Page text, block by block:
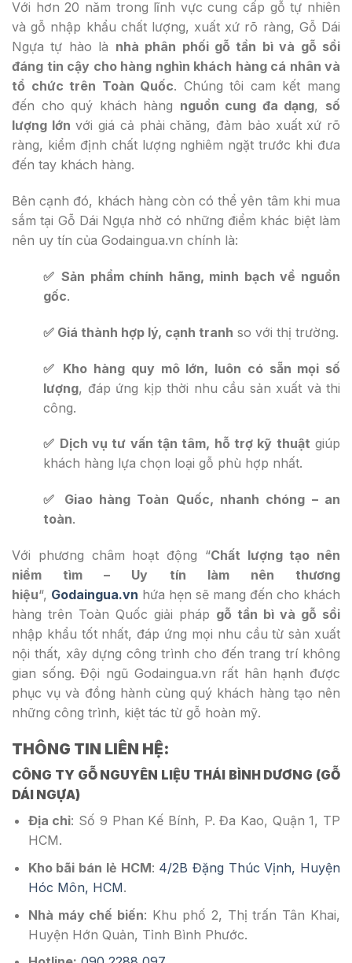
Với hơn 20 năm trong lĩnh vực cung cấp gỗ tự nhiên
và gỗ nhập khẩu chất lượng, xuất xứ rõ ràng, Gỗ Dái
Ngựa tự hào là nhà phân phối gỗ tần bì và gỗ sồi
đáng tin cậy cho hàng nghìn khách hàng cá nhân và
tổ chức trên Toàn Quốc. Chúng tôi cam kết mang
đến cho quý khách hàng nguồn cung đa dạng, số
lượng lớn với giá cả phải chăng, đảm bảo xuất xứ rõ
ràng, kiểm định chất lượng nghiêm ngặt trước khi đưa
đến tay khách hàng.
Bên cạnh đó, khách hàng còn có thể yên tâm khi mua
sắm tại Gỗ Dái Ngựa nhờ có những điểm khác biệt làm
nên uy tín của Godaingua.vn chính là:
✅ Sản phẩm chính hãng, minh bạch về nguồn
gốc.
✅ Giá thành hợp lý, cạnh tranh so với thị trường.
✅ Kho hàng quy mô lớn, luôn có sẵn mọi số
lượng, đáp ứng kịp thời nhu cầu sản xuất và thi
công.
✅ Dịch vụ tư vấn tận tâm, hỗ trợ kỹ thuật giúp
khách hàng lựa chọn loại gỗ phù hợp nhất.
✅ Giao hàng Toàn Quốc, nhanh chóng – an
toàn.
Với phương châm hoạt động “Chất lượng tạo nên
niềm tìm – Uy tín làm nên thương
hiệu“, Godaingua.vn hứa hẹn sẽ mang đến cho khách
hàng trên Toàn Quốc giải pháp gỗ tần bì và gỗ sồi
nhập khẩu tốt nhất, đáp ứng mọi nhu cầu từ sản xuất
nội thất, xây dựng công trình cho đến trang trí không
gian sống. Đội ngũ Godaingua.vn rất hân hạnh được
phục vụ và đồng hành cùng quý khách hàng tạo nên
những công trình, kiệt tác từ gỗ hoàn mỹ.
THÔNG TIN LIÊN HỆ:
CÔNG TY GỖ NGUYÊN LIỆU THÁI BÌNH DƯƠNG (GỖ
DÁI NGỰA)
Địa chỉ: Số 9 Phan Kế Bính, P. Đa Kao, Quận 1, TP
HCM.
Kho bãi bán lẻ HCM: 4/2B Đặng Thúc Vịnh, Huyện
Hóc Môn, HCM.
Nhà máy chế biến: Khu phố 2, Thị trấn Tân Khai,
Huyện Hớn Quản, Tỉnh Bình Phước.